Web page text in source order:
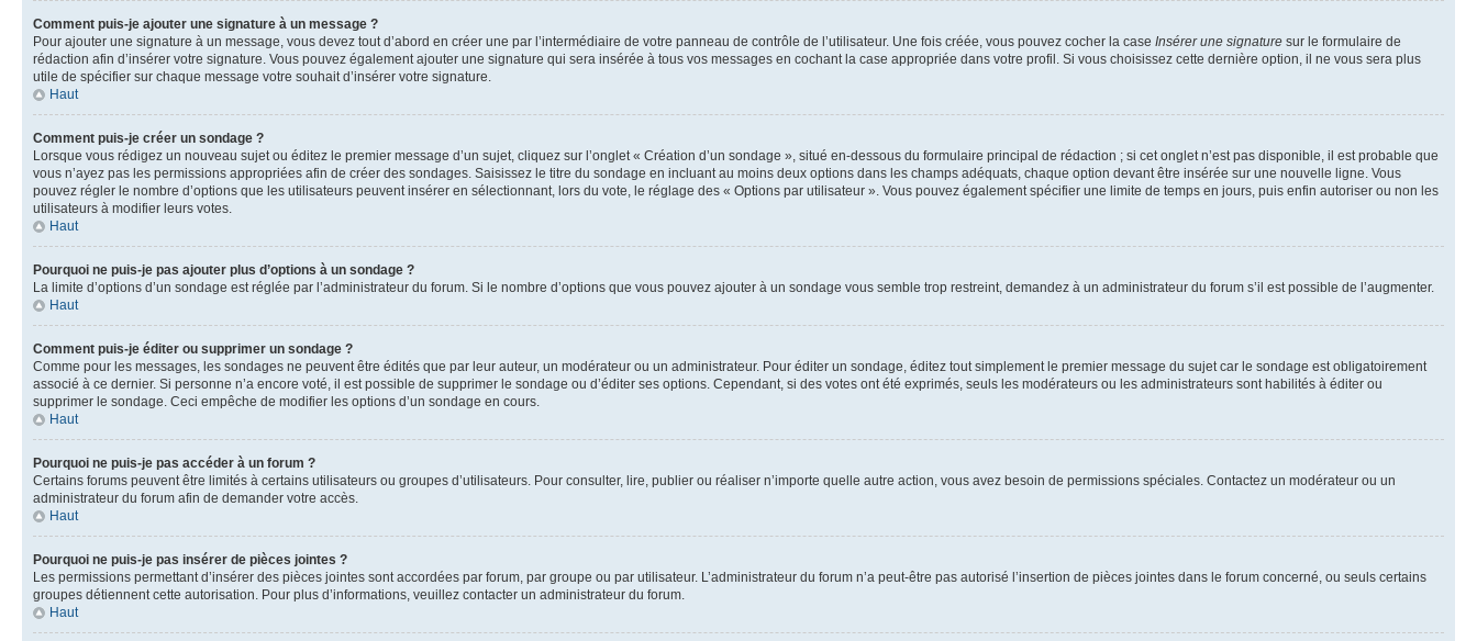
Comment puis-je ajouter une signature à un message ?
Pour ajouter une signature à un message, vous devez tout d’abord en créer une par l’intermédiaire de votre panneau de contrôle de l’utilisateur. Une fois créée, vous pouvez cocher la case Insérer une signature sur le formulaire de
rédaction afin d’insérer votre signature. Vous pouvez également ajouter une signature qui sera insérée à tous vos messages en cochant la case appropriée dans votre profil. Si vous choisissez cette dernière option, il ne vous sera plus
utile de spécifier sur chaque message votre souhait d’insérer votre signature.
Haut
Comment puis-je créer un sondage ?
Lorsque vous rédigez un nouveau sujet ou éditez le premier message d’un sujet, cliquez sur l’onglet « Création d’un sondage », situé en-dessous du formulaire principal de rédaction ; si cet onglet n’est pas disponible, il est probable que
vous n’ayez pas les permissions appropriées afin de créer des sondages. Saisissez le titre du sondage en incluant au moins deux options dans les champs adéquats, chaque option devant être insérée sur une nouvelle ligne. Vous
pouvez régler le nombre d’options que les utilisateurs peuvent insérer en sélectionnant, lors du vote, le réglage des « Options par utilisateur ». Vous pouvez également spécifier une limite de temps en jours, puis enfin autoriser ou non les
utilisateurs à modifier leurs votes.
Haut
Pourquoi ne puis-je pas ajouter plus d’options à un sondage ?
La limite d’options d’un sondage est réglée par l’administrateur du forum. Si le nombre d’options que vous pouvez ajouter à un sondage vous semble trop restreint, demandez à un administrateur du forum s’il est possible de l’augmenter.
Haut
Comment puis-je éditer ou supprimer un sondage ?
Comme pour les messages, les sondages ne peuvent être édités que par leur auteur, un modérateur ou un administrateur. Pour éditer un sondage, éditez tout simplement le premier message du sujet car le sondage est obligatoirement
associé à ce dernier. Si personne n’a encore voté, il est possible de supprimer le sondage ou d’éditer ses options. Cependant, si des votes ont été exprimés, seuls les modérateurs ou les administrateurs sont habilités à éditer ou
supprimer le sondage. Ceci empêche de modifier les options d’un sondage en cours.
Haut
Pourquoi ne puis-je pas accéder à un forum ?
Certains forums peuvent être limités à certains utilisateurs ou groupes d’utilisateurs. Pour consulter, lire, publier ou réaliser n’importe quelle autre action, vous avez besoin de permissions spéciales. Contactez un modérateur ou un
administrateur du forum afin de demander votre accès.
Haut
Pourquoi ne puis-je pas insérer de pièces jointes ?
Les permissions permettant d’insérer des pièces jointes sont accordées par forum, par groupe ou par utilisateur. L’administrateur du forum n’a peut-être pas autorisé l’insertion de pièces jointes dans le forum concerné, ou seuls certains
groupes détiennent cette autorisation. Pour plus d’informations, veuillez contacter un administrateur du forum.
Haut